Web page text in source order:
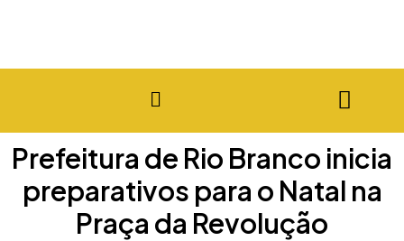
Prefeitura de Rio Branco inicia
preparativos para o Natal na
Praça da Revolução